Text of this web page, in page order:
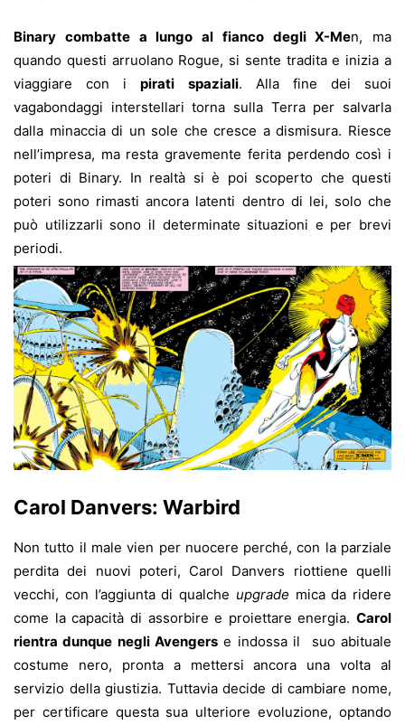
Binary combatte a lungo al fianco degli X-Men, ma
quando questi arruolano Rogue, si sente tradita e inizia a
viaggiare con ipirati spaziali. Alla fine dei suoi
vagabondaggi interstellari torna sulla Terra per salvarla
dalla minaccia di un sole che cresce a dismisura. Riesce
nell’impresa, ma resta gravemente ferita perdendo così i
poteri di Binary. In realtà si è poi scoperto che questi
poteri sono rimasti ancora latenti dentro di lei, solo che
può utilizzarli sono il determinate situazioni e per brevi
periodi.
Carol Danvers: Warbird
Non tutto il male vien per nuocere perché, con la parziale
perdita dei nuovi poteri, Carol Danvers riottiene quelli
vecchi, con l’aggiunta di qualche upgrade mica da ridere
come la capacità di assorbire e proiettare energia. Carol
rientra dunque negli Avengers e indossa il suo abituale
costume nero, pronta a mettersi ancora una volta al
servizio della giustizia. Tuttavia decide di cambiare nome,
per certificare questa sua ulteriore evoluzione, optando